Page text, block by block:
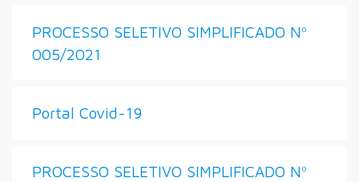
PROCESSO SELETIVO SIMPLIFICADO Nº
005/2021
Portal Covid-19
PROCESSO SELETIVO SIMPLIFICADO Nº